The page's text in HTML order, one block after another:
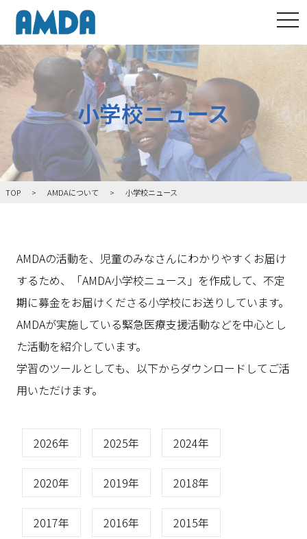
小学校ニュース
TOP AMDAについて 小学校ニュース
AMDAの活動を、児童のみなさんにわかりやすくお届け
するため、「AMDA小学校ニュース」を作成して、不定
期に募金をお届けくださる小学校にお送りしています。
AMDAが実施している緊急医療支援活動などを中心とし
た活動を紹介しています。
学習のツールとしても、以下からダウンロードしてご活
用いただけます。
2026年 2025年 2024年
2020年 2019年 2018年
2017年 2016年 2015年